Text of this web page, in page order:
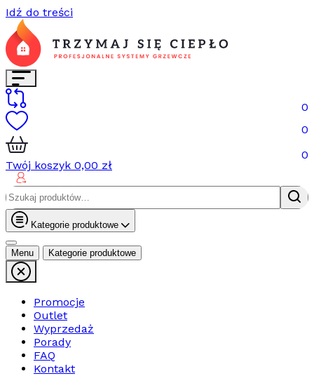
Idź do treści
0
0
0
Twój koszyk 0,00 zł
Szukaj:
Kategorie produktowe
Menu Kategorie produktowe
Promocje
Outlet
Wyprzedaż
Porady
FAQ
Kontakt